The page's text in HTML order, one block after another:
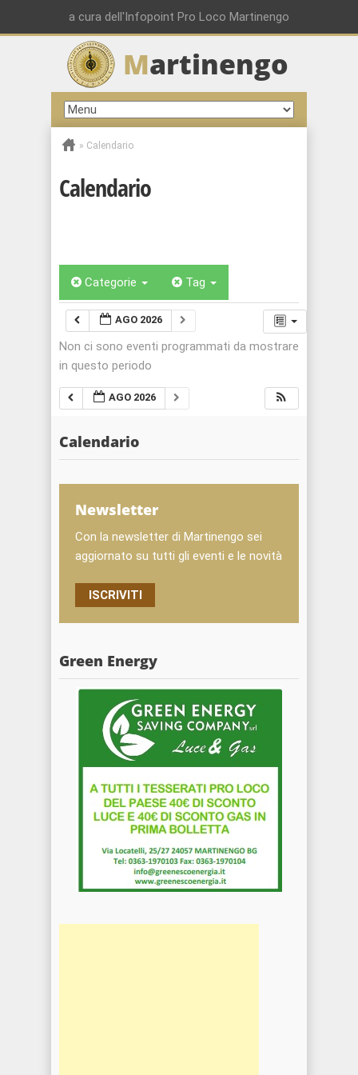
a cura dell'Infopoint Pro Loco Martinengo
Martinengo
» Calendario
Calendario
Categorie Tag
AGO 2026
Non ci sono eventi programmati da mostrare
in questo periodo
AGO 2026
Calendario
Newsletter
Con la newsletter di Martinengo sei
aggiornato su tutti gli eventi e le novità
ISCRIVITI
Green Energy